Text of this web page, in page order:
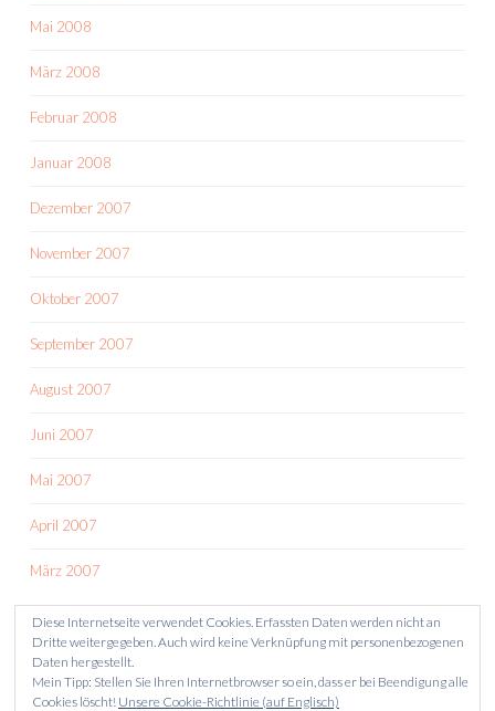
Mai 2008
März 2008
Februar 2008
Januar 2008
Dezember 2007
November 2007
Oktober 2007
September 2007
August 2007
Juni 2007
Mai 2007
April 2007
März 2007
Diese Internetseite verwendet Cookies. Erfassten Daten werden nicht an
Dritte weitergegeben. Auch wird keine Verknüpfung mit personenbezogenen
Daten hergestellt.
Mein Tipp: Stellen Sie Ihren Internetbrowser so ein, dass er bei Beendigung alle
Cookies löscht! Unsere Cookie-Richtlinie (auf Englisch)